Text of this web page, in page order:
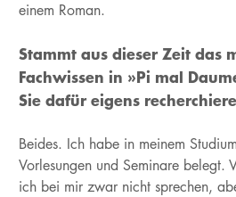
einem Roman.
Stammt aus dieser Zeit das
Fachwissen in »Pi mal
Sie dafür eigens
Beides. Ich habe in meinem
Vorlesungen und Seminare belegt.
ich bei mir zwar nicht sprechen,